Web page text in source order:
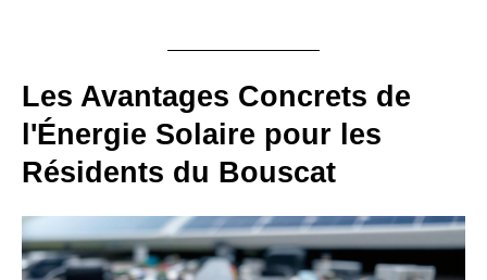
Les Avantages Concrets de
l'Énergie Solaire pour les
Résidents du Bouscat